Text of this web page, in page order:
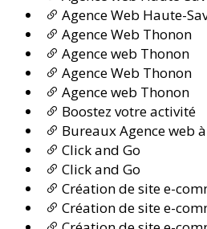
Agence Web Haute-
Agence Web Thonon
Agence web Thonon
Agence Web Thonon
Agence web Thonon
Boostez votre activité
Bureaux Agence web
Click and Go
Click and Go
Création de site e-
Création de site e-